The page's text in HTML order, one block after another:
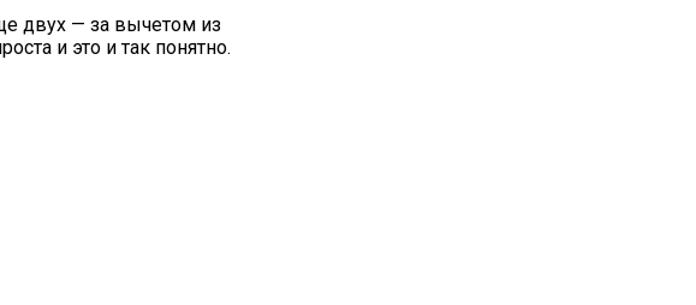
двух — за вычетом из
и это и так понятно.